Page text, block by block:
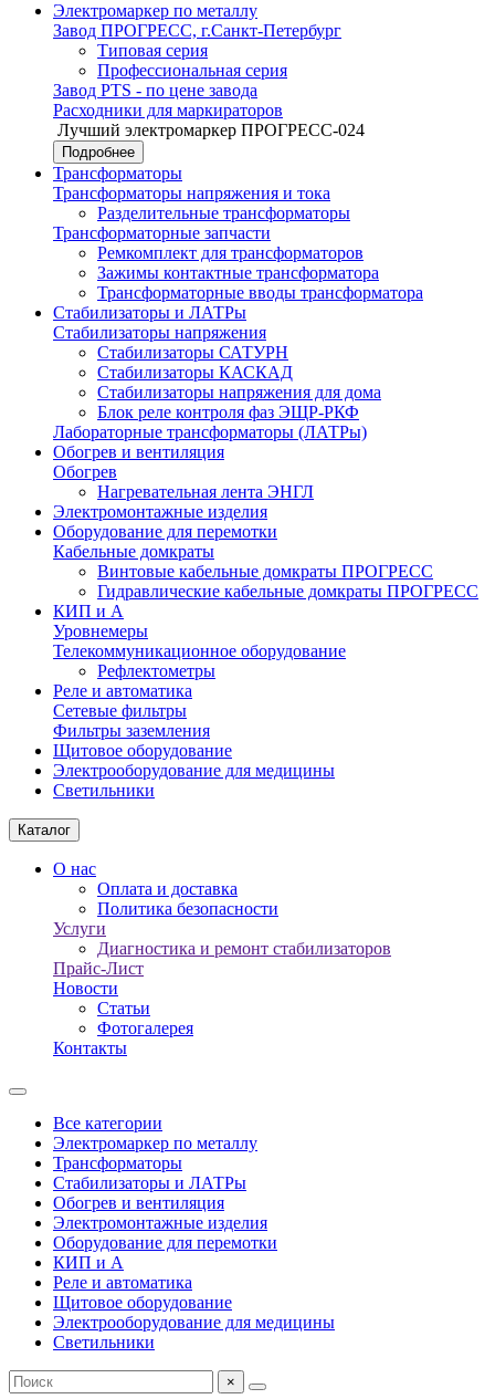
Электромаркер по металлу
Завод ПРОГРЕСС, г.Санкт-Петербург
Типовая серия
Профессиональная серия
Завод PTS - по цене завода
Расходники для маркираторов
Лучший электромаркер ПРОГРЕСС-024
Подробнее
Трансформаторы
Трансформаторы напряжения и тока
Разделительные трансформаторы
Трансформаторные запчасти
Ремкомплект для трансформаторов
Зажимы контактные трансформатора
Трансформаторные вводы трансформатора
Стабилизаторы и ЛАТРы
Стабилизаторы напряжения
Стабилизаторы САТУРН
Стабилизаторы КАСКАД
Стабилизаторы напряжения для дома
Блок реле контроля фаз ЭЩР-РКФ
Лабораторные трансформаторы (ЛАТРы)
Обогрев и вентиляция
Обогрев
Нагревательная лента ЭНГЛ
Электромонтажные изделия
Оборудование для перемотки
Кабельные домкраты
Винтовые кабельные домкраты ПРОГРЕСС
Гидравлические кабельные домкраты ПРОГРЕСС
КИП и А
Уровнемеры
Телекоммуникационное оборудование
Рефлектометры
Реле и автоматика
Сетевые фильтры
Фильтры заземления
Щитовое оборудование
Электрооборудование для медицины
Светильники
Каталог
О нас
Оплата и доставка
Политика безопасности
Услуги
Диагностика и ремонт стабилизаторов
Прайс-Лист
Новости
Статьи
Фотогалерея
Контакты
Все категории
Электромаркер по металлу
Трансформаторы
Стабилизаторы и ЛАТРы
Обогрев и вентиляция
Электромонтажные изделия
Оборудование для перемотки
КИП и А
Реле и автоматика
Щитовое оборудование
Электрооборудование для медицины
Светильники
×